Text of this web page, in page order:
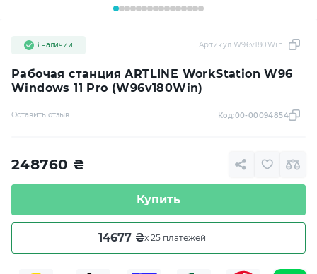
Рабочая станция ARTLINE WorkStation W96
Windows 11 Pro (W96v180Win)
В наличии Артикул:W96v180Win
Оставить отзыв Код:00-00094854
248760 ₴
Купить
14677 ₴x 25 платежей